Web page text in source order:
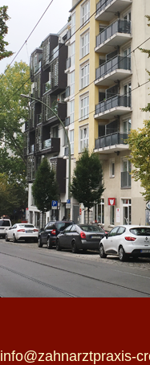
info@zahnarztpraxis-